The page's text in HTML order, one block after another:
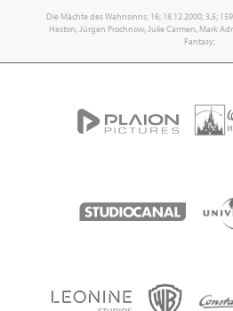
Die Mächte des Wahnsinns; 16; 18.12.2000; 3,5;
Heston, Jürgen Prochnow, Julie Carmen, Mark
Fantasy;